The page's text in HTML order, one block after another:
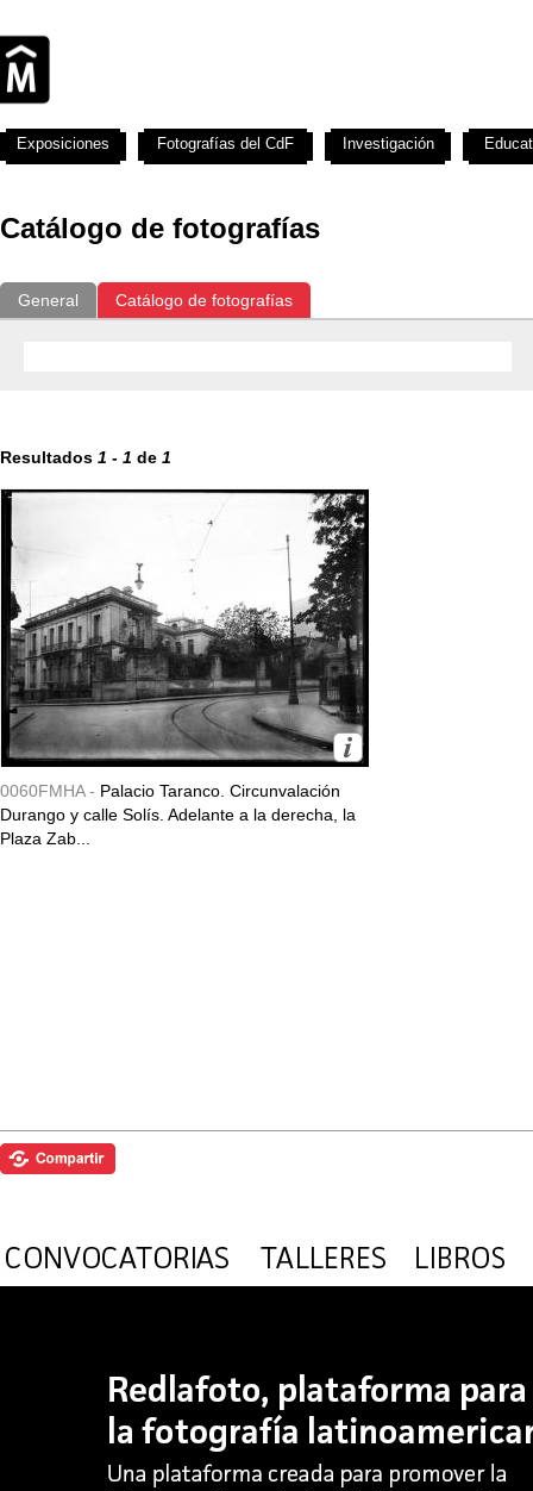
Catálogo de fotografías
General Catálogo de fotografías
Resultados 1 - 1 de 1
0060FMHA - Palacio Taranco. Circunvalación
Durango y calle Solís. Adelante a la derecha, la
Plaza Zab...
Exposiciones Fotografías del CdF Investigación